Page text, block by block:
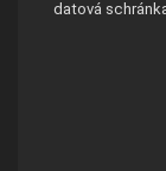
datová